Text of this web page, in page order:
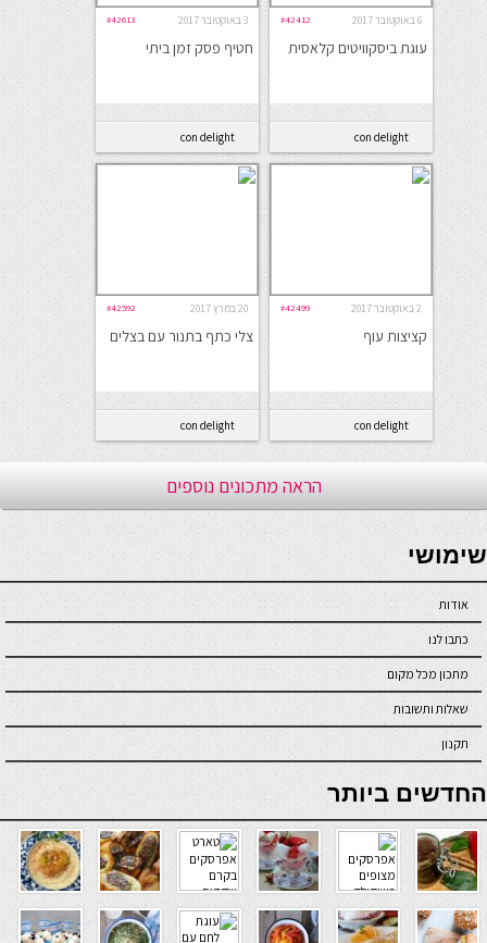
6 באוקטובר 2017 #42412
עוגת ביסקוויטים קלאסית
con delight
3 באוקטובר 2017 #42613
חטיף פסק זמן ביתי
con delight
2 באוקטובר 2017 #42499
קציצות עוף
con delight
20 במרץ 2017 #42592
צלי כתף בתנור עם בצלים
con delight
הראה מתכונים נוספים
seriöse online casinos österreich
שימושי
אודות
כתבו לנו
מתכון מכל מקום
שאלות ותשובות
תקנון
online casino
החדשים ביותר